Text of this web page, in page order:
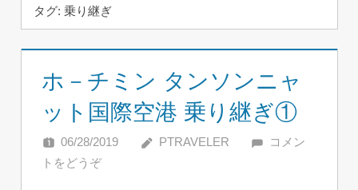
タグ: 乗り継ぎ
ホ－チミン タンソンニャ
ット国際空港 乗り継ぎ①
06/28/2019 PTRAVELER
コメン
トをどうぞ